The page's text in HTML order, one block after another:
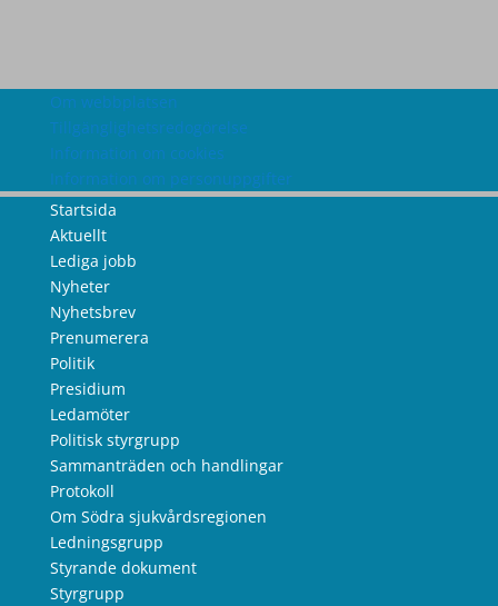
Om webbplatsen
Tillgänglighetsredogörelse
Information om cookies
Information om personuppgifter
Startsida
Aktuellt
Lediga jobb
Nyheter
Nyhetsbrev
Prenumerera
Politik
Presidium
Ledamöter
Politisk styrgrupp
Sammanträden och handlingar
Protokoll
Om Södra sjukvårdsregionen
Ledningsgrupp
Styrande dokument
Styrgrupp